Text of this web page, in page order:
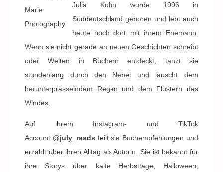
Marie
Photography
Julia Kuhn wurde 1996 in
Süddeutschland geboren und lebt auch
heute noch dort mit ihrem Ehemann.
Wenn sie nicht gerade an neuen Geschichten schreibt
oder Welten in Büchern entdeckt, tanzt sie
stundenlang durch den Nebel und lauscht dem
herunterprasselndem Regen und dem Flüstern des
Windes.
Auf ihrem Instagram- und TikTok
Account @july_reads teilt sie Buchempfehlungen und
erzählt über ihren Alltag als Autorin. Sie ist bekannt für
ihre Storys über kalte Herbsttage, Halloween,